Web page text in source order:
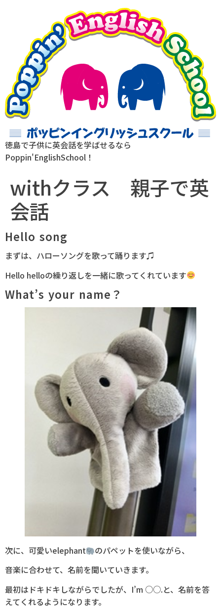
徳島で子供に英会話を学ばせるなら
Poppin'EnglishSchool！
withクラス 親子で英
会話
Hello song
まずは、ハローソングを歌って踊ります♫
Hello helloの繰り返しを一緒に歌ってくれています
What’s your name？
次に、可愛いelephant
のパペットを使いながら、
音楽に合わせて、名前を聞いていきます。
最初はドキドキしながらでしたが、I’m ○○.と、名前を答
えてくれるようになります。